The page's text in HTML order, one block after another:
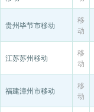
贵州毕节市移动
移
动
江苏苏州移动
移
动
福建漳州市移动
移
动